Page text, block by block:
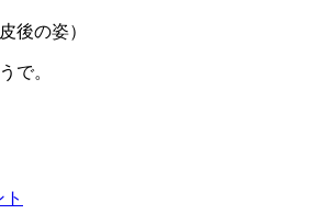
後の姿）
で。